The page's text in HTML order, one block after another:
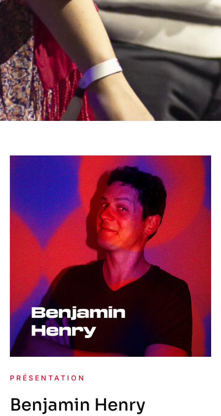
PRÉSENTATION
Benjamin Henry